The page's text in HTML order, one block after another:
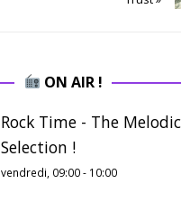
ON AIR !
Rock Time - The
Selection !
vendredi, 09:00- 10:00